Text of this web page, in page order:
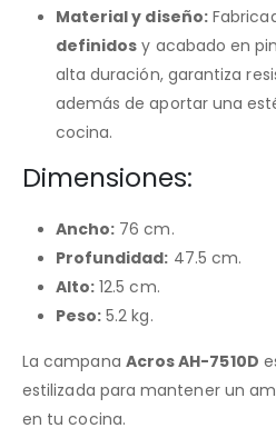
Material y diseño:
definidos y acabado en
alta duración, garantiza
además de aportar una
cocina.
Dimensiones:
Ancho: 76 cm.
Profundidad: 47.5 cm.
Alto: 12.5 cm.
Peso: 5.2 kg​.
La campana Acros AH-7510D
estilizada para mantener un
en tu cocina.